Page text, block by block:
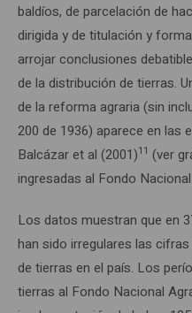
baldíos, de parcelación de
dirigida y de titulación y
arrojar conclusiones
de la distribución de tierras.
de la reforma agraria (sin
200 de 1936) aparece en las
Balcázar et al (2001)11 (ver
ingresadas al Fondo
Los datos muestran que en
han sido irregulares las
de tierras en el país. Los
tierras al Fondo Nacional